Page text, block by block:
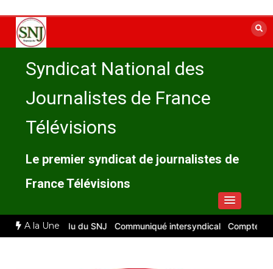
contenu
Syndicat National des
Journalistes de France
Télévisions
Le premier syndicat de journalistes de
France Télévisions
A la Une
compte rendu du SNJ Communiqué intersyndical Compte-